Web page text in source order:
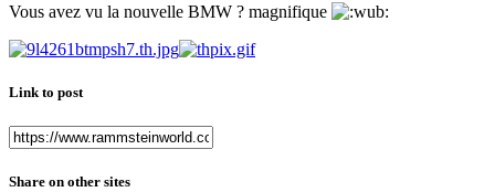
Vous avez vu la nouvelle BMW ? magnifique
Link to post
Share on other sites